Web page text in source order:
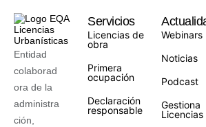
Entidad
colaborad
ora de la
administra
ción,
Servicios
Licencias de
obra
Primera
ocupación
Declaración
responsable
Webinars
Noticias
Podcast
Gestiona
Licencias